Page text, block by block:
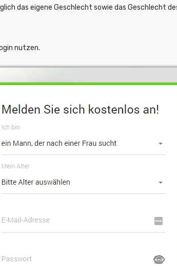
das eigene Geschlecht sowie das Geschlecht
nutzen.